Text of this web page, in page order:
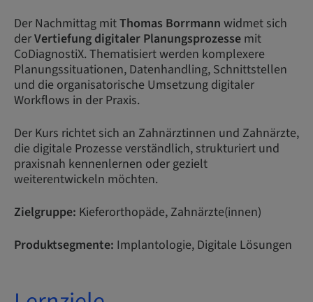
Der Nachmittag mitThomas Borrmann widmet sich
derVertiefung digitaler Planungsprozesse mit
CoDiagnostiX. Thematisiert werden komplexere
Planungssituationen, Datenhandling, Schnittstellen
und die organisatorische Umsetzung digitaler
Workflows in der Praxis.
Der Kurs richtet sich an Zahnärztinnen und Zahnärzte,
die digitale Prozesse verständlich, strukturiert und
praxisnah kennenlernen oder gezielt
weiterentwickeln möchten.
Zielgruppe: Kieferorthopäde, Zahnärzte(innen)
Produktsegmente: Implantologie, Digitale Lösungen